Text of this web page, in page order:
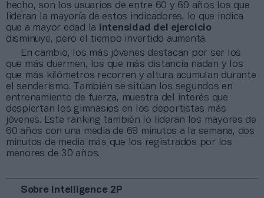
hecho, son los usuarios de entre 60 y 69 años los que
lideran la mayoría de estos indicadores, lo que indica
que a mayor edad la intensidad del ejercicio
disminuye, pero el tiempo invertido aumenta.
En cambio, los más jóvenes destacan por ser los
que más duermen, los que más distancia nadan y los
que más kilómetros recorren y altura acumulan durante
el senderismo. También se sitúan los segundos en
entrenamiento de fuerza, muestra del interés que
despiertan los gimnasios en los deportistas más
jóvenes. Este ranking también lo lideran los mayores de
60 años con una media de 69 minutos a la semana, dos
minutos de media más que los registrados por los
menores de 30 años.
Sobre Intelligence 2P